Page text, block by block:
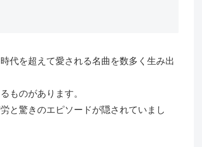
代を超えて愛される名曲を数多く生み出
ものがあります。
と驚きのエピソードが隠されていまし